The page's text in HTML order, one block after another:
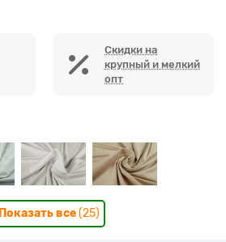
Скидки на
крупный и мелкий
опт
Показать все(25)